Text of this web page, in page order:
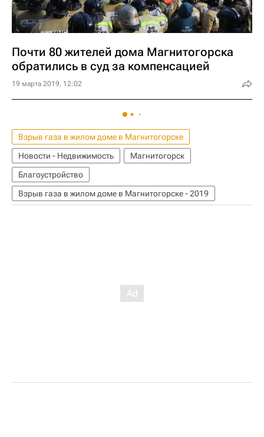
Почти 80 жителей дома Магнитогорска
обратились в суд за компенсацией
19 марта 2019, 12:02
Взрыв газа в жилом доме в Магнитогорске
Новости - Недвижимость
Магнитогорск
Благоустройство
Взрыв газа в жилом доме в Магнитогорске - 2019